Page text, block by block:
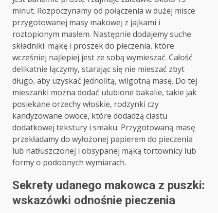
minut. Rozpoczynamy od połączenia w dużej misce
przygotowanej masy makowej z jajkami i
roztopionym masłem. Następnie dodajemy suche
składniki: mąkę i proszek do pieczenia, które
wcześniej najlepiej jest ze sobą wymieszać. Całość
delikatnie łączymy, starając się nie mieszać zbyt
długo, aby uzyskać jednolitą, wilgotną masę. Do tej
mieszanki można dodać ulubione bakalie, takie jak
posiekane orzechy włoskie, rodzynki czy
kandyzowane owoce, które dodadzą ciastu
dodatkowej tekstury i smaku. Przygotowaną masę
przekładamy do wyłożonej papierem do pieczenia
lub natłuszczonej i obsypanej mąką tortownicy lub
formy o podobnych wymiarach.
Sekrety udanego makowca z puszki:
wskazówki odnośnie pieczenia